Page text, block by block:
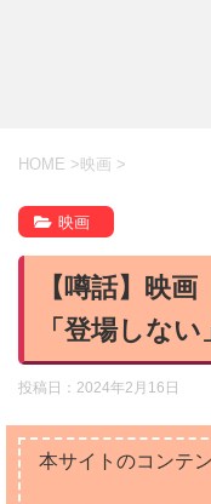
HOME > 映画 >
映画
【噂話】映
「登場しな
投稿日： 2024年2月16日
本サイトのコンテ